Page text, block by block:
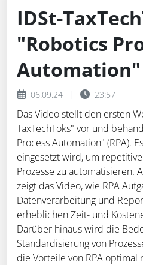
IDSt-
"Robotics
Automation"
06.09.24 23:57
Das Video stellt den ersten
TaxTechToks" vor und
Process Automation" (RPA).
eingesetzt wird, um
Prozesse zu automatisieren.
zeigt das Video, wie RPA
Datenverarbeitung und
erheblichen Zeit- und
Darüber hinaus wird die
Standardisierung von
die Vorteile von RPA optimal